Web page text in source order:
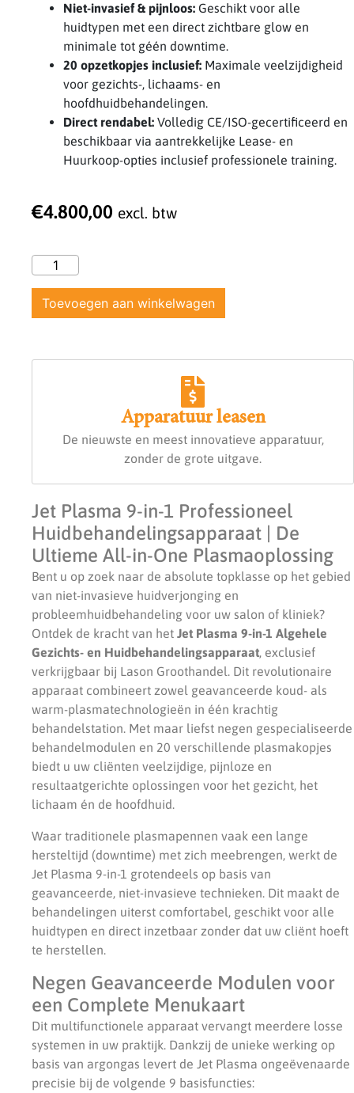
Niet-invasief & pijnloos: Geschikt voor alle
huidtypen met een direct zichtbare glow en
minimale tot géén downtime.
20 opzetkopjes inclusief: Maximale veelzijdigheid
voor gezichts-, lichaams- en
hoofdhuidbehandelingen.
Direct rendabel: Volledig CE/ISO-gecertificeerd en
beschikbaar via aantrekkelijke Lease- en
Huurkoop-opties inclusief professionele training.
€4.800,00 excl. btw
Toevoegen aan winkelwagen
Apparatuur leasen
De nieuwste en meest innovatieve apparatuur,
zonder de grote uitgave.
Jet Plasma 9-in-1 Professioneel
Huidbehandelingsapparaat | De
Ultieme All-in-One Plasmaoplossing
Bent u op zoek naar de absolute topklasse op het gebied
van niet-invasieve huidverjonging en
probleemhuidbehandeling voor uw salon of kliniek?
Ontdek de kracht van het Jet Plasma 9-in-1 Algehele
Gezichts- en Huidbehandelingsapparaat, exclusief
verkrijgbaar bij Lason Groothandel. Dit revolutionaire
apparaat combineert zowel geavanceerde koud- als
warm-plasmatechnologieën in één krachtig
behandelstation. Met maar liefst negen gespecialiseerde
behandelmodulen en 20 verschillende plasmakopjes
biedt u uw cliënten veelzijdige, pijnloze en
resultaatgerichte oplossingen voor het gezicht, het
lichaam én de hoofdhuid.
Waar traditionele plasmapennen vaak een lange
hersteltijd (downtime) met zich meebrengen, werkt de
Jet Plasma 9-in-1 grotendeels op basis van
geavanceerde, niet-invasieve technieken. Dit maakt de
behandelingen uiterst comfortabel, geschikt voor alle
huidtypen en direct inzetbaar zonder dat uw cliënt hoeft
te herstellen.
Negen Geavanceerde Modulen voor
een Complete Menukaart
Dit multifunctionele apparaat vervangt meerdere losse
systemen in uw praktijk. Dankzij de unieke werking op
basis van argongas levert de Jet Plasma ongeëvenaarde
precisie bij de volgende 9 basisfuncties: